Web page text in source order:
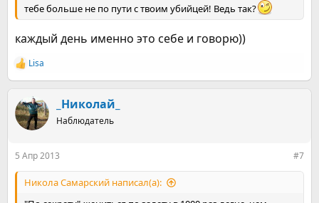
тебе больше не по пути с твоим убийцей! Ведь так?
каждый день именно это себе и говорю))
Р
е
к
ц
и
Lisa
_Николай_
Наблюдатель
5 Апр 2013 #7
Никола Самарский написал(а):